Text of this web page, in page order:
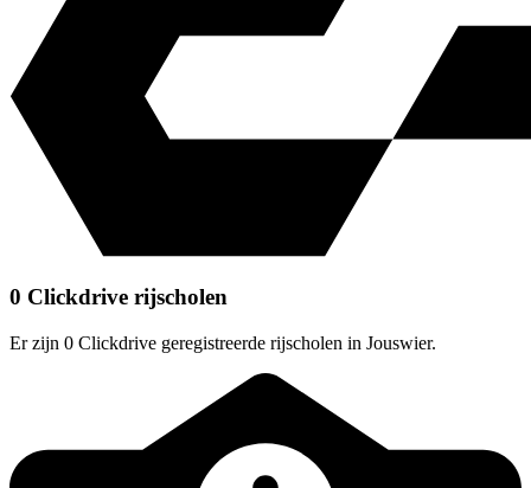
0 Clickdrive rijscholen
Er zijn 0 Clickdrive geregistreerde rijscholen in Jouswier.